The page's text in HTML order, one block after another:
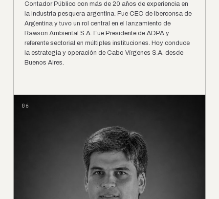
Contador Público con más de 20 años de experiencia en
la industria pesquera argentina. Fue CEO de Iberconsa de
Argentina y tuvo un rol central en el lanzamiento de
Rawson Ambiental S.A. Fue Presidente de ADPA y
referente sectorial en múltiples instituciones. Hoy conduce
la estrategia y operación de Cabo Vírgenes S.A. desde
Buenos Aires.